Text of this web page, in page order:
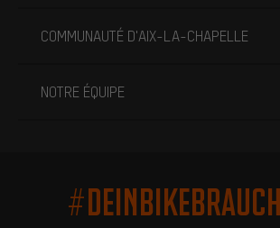
COMMUNAUTÉ D'AIX-LA-CHAPELLE
NOTRE ÉQUIPE